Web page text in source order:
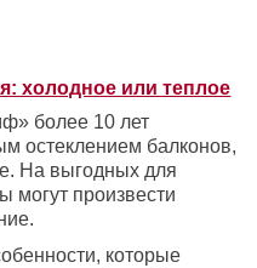
холодное или теплое
более 10 лет
остеклением балконов,
На выгодных для
могут произвести
которые